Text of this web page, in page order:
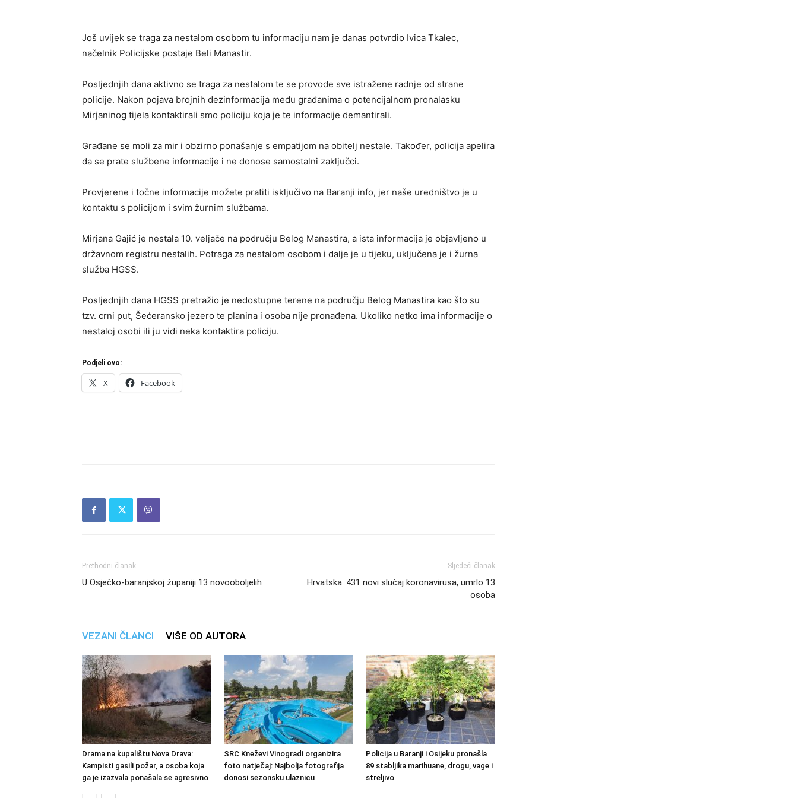
Još uvijek se traga za nestalom osobom tu informaciju nam je danas potvrdio Ivica Tkalec,
načelnik Policijske postaje Beli Manastir.
Posljednjih dana aktivno se traga za nestalom te se provode sve istražene radnje od strane
policije. Nakon pojava brojnih dezinformacija među građanima o potencijalnom pronalasku
Mirjaninog tijela kontaktirali smo policiju koja je te informacije demantirali.
Građane se moli za mir i obzirno ponašanje s empatijom na obitelj nestale. Također, policija apelira
da se prate službene informacije i ne donose samostalni zaključci.
Provjerene i točne informacije možete pratiti isključivo na Baranji info, jer naše uredništvo je u
kontaktu s policijom i svim žurnim službama.
Mirjana Gajić je nestala 10. veljače na području Belog Manastira, a ista informacija je objavljeno u
državnom registru nestalih. Potraga za nestalom osobom i dalje je u tijeku, uključena je i žurna
služba HGSS.
Posljednjih dana HGSS pretražio je nedostupne terene na području Belog Manastira kao što su
tzv. crni put, Šećeransko jezero te planina i osoba nije pronađena. Ukoliko netko ima informacije o
nestaloj osobi ili ju vidi neka kontaktira policiju.
Podjeli ovo:
X Facebook
Prethodni članak
U Osječko-baranjskoj županiji 13 novooboljelih
Sljedeći članak
Hrvatska: 431 novi slučaj koronavirusa, umrlo 13
osoba
VEZANI ČLANCI VIŠE OD AUTORA
Drama na kupalištu Nova Drava:
Kampisti gasili požar, a osoba koja
ga je izazvala ponašala se agresivno
SRC Kneževi Vinogradi organizira
foto natječaj: Najbolja fotografija
donosi sezonsku ulaznicu
Policija u Baranji i Osijeku pronašla
89 stabljika marihuane, drogu, vage i
streljivo